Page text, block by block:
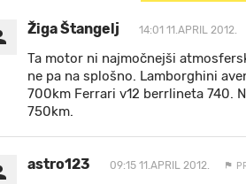
Žiga Štangelj 14:01 11.APRIL 2012.
Ta motor ni najmočnejši
ne pa na splošno. Lamborghini
700km Ferrari v12 berrlineta 740.
750km.
astro123 09:15 11.APRIL 2012.